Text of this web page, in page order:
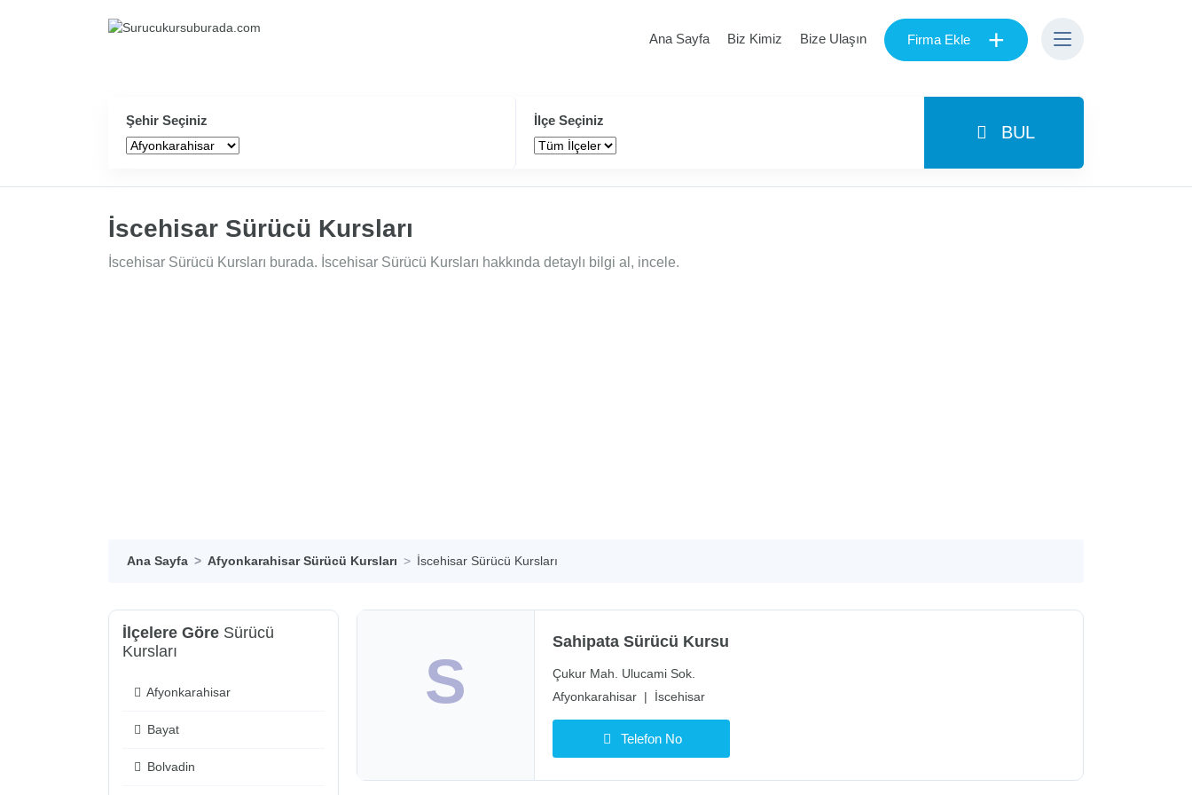
Ana Sayfa Biz Kimiz Bize Ulaşın Firma Ekle +
Şehir Seçiniz İlçe Seçiniz
BUL
İscehisar Sürücü Kursları
İscehisar Sürücü Kursları burada. İscehisar Sürücü Kursları hakkında detaylı bilgi al, incele.
Ana Sayfa Afyonkarahisar Sürücü Kursları İscehisar Sürücü Kursları
İlçelere Göre Sürücü
Kursları
Afyonkarahisar
Bayat
Bolvadin
S
Sahipata Sürücü Kursu
Çukur Mah. Ulucami Sok.
Afyonkarahisar | İscehisar
Telefon No